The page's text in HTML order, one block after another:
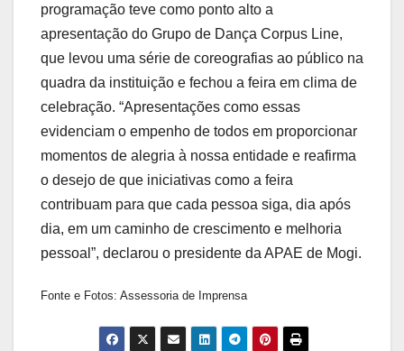
programação teve como ponto alto a
apresentação do Grupo de Dança Corpus Line,
que levou uma série de coreografias ao público na
quadra da instituição e fechou a feira em clima de
celebração. “Apresentações como essas
evidenciam o empenho de todos em proporcionar
momentos de alegria à nossa entidade e reafirma
o desejo de que iniciativas como a feira
contribuam para que cada pessoa siga, dia após
dia, em um caminho de crescimento e melhoria
pessoal”, declarou o presidente da APAE de Mogi.
Fonte e Fotos: Assessoria de Imprensa